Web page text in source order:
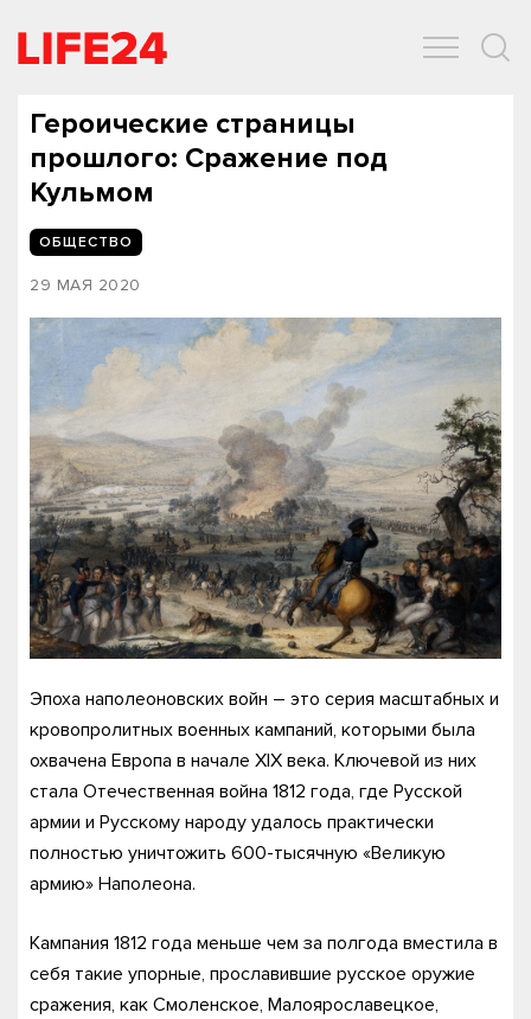
Героические страницы
прошлого: Сражение под
Кульмом
ОБЩЕСТВО
29 МАЯ 2020
Эпоха наполеоновских войн – это серия масштабных и
кровопролитных военных кампаний, которыми была
охвачена Европа в начале XIX века. Ключевой из них
стала Отечественная война 1812 года, где Русской
армии и Русскому народу удалось практически
полностью уничтожить 600-тысячную «Великую
армию» Наполеона.
Кампания 1812 года меньше чем за полгода вместила в
себя такие упорные, прославившие русское оружие
сражения, как Смоленское, Малоярославецкое,